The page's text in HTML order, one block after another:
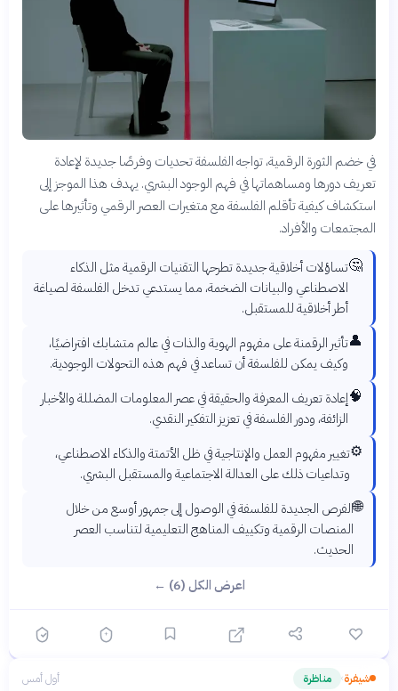
في خضم الثورة الرقمية، تواجه الفلسفة تحديات وفرصًا جديدة لإعادة
تعريف دورها ومساهماتها في فهم الوجود البشري. يهدف هذا الموجز إلى
استكشاف كيفية تأقلم الفلسفة مع متغيرات العصر الرقمي وتأثيرها على
المجتمعات والأفراد.
🤔تساؤلات أخلاقية جديدة تطرحها التقنيات الرقمية مثل الذكاء
الاصطناعي والبيانات الضخمة، مما يستدعي تدخل الفلسفة لصياغة
أطر أخلاقية للمستقبل.
👤تأثير الرقمنة على مفهوم الهوية والذات في عالم متشابك افتراضيًا،
وكيف يمكن للفلسفة أن تساعد في فهم هذه التحولات الوجودية.
🧠إعادة تعريف المعرفة والحقيقة في عصر المعلومات المضللة والأخبار
الزائفة، ودور الفلسفة في تعزيز التفكير النقدي.
⚙️تغيير مفهوم العمل والإنتاجية في ظل الأتمتة والذكاء الاصطناعي،
وتداعيات ذلك على العدالة الاجتماعية والمستقبل البشري.
🌐الفرص الجديدة للفلسفة في الوصول إلى جمهور أوسع من خلال
المنصات الرقمية وتكييف المناهج التعليمية لتناسب العصر
الحديث.
اعرض الكل (6) ←
شيفرة› مناظرة أول أمس